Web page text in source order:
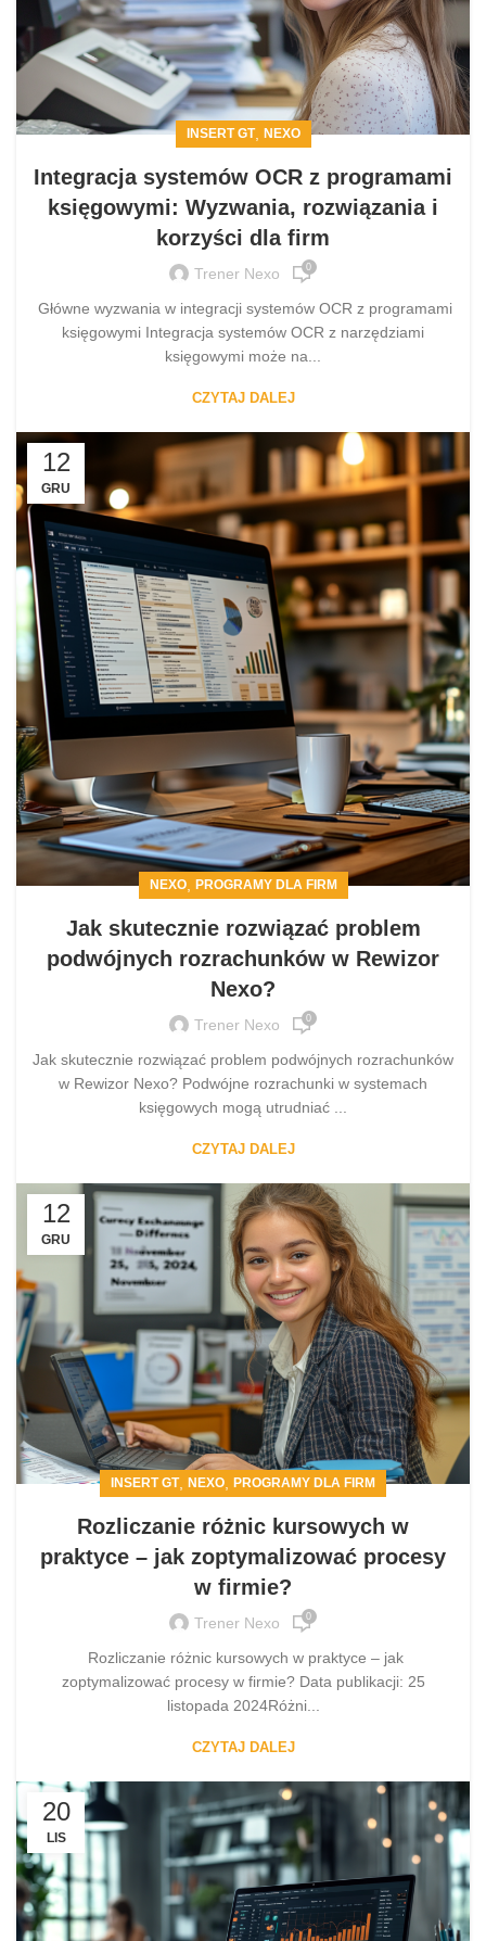
INSERT GT, NEXO
Integracja systemów OCR z programami
księgowymi: Wyzwania, rozwiązania i
korzyści dla firm
Trener Nexo 0
Główne wyzwania w integracji systemów OCR z programami
księgowymi Integracja systemów OCR z narzędziami
księgowymi może na...
CZYTAJ DALEJ
12
GRU
NEXO, PROGRAMY DLA FIRM
Jak skutecznie rozwiązać problem
podwójnych rozrachunków w Rewizor
Nexo?
Trener Nexo 0
Jak skutecznie rozwiązać problem podwójnych rozrachunków
w Rewizor Nexo? Podwójne rozrachunki w systemach
księgowych mogą utrudniać ...
CZYTAJ DALEJ
12
GRU
INSERT GT, NEXO PROGRAMY DLA FIRM
Rozliczanie różnic kursowych w
praktyce – jak zoptymalizować procesy
w firmie?
Trener Nexo 0
Rozliczanie różnic kursowych w praktyce – jak
zoptymalizować procesy w firmie? Data publikacji: 25
listopada 2024Różni...
CZYTAJ DALEJ
20
LIS